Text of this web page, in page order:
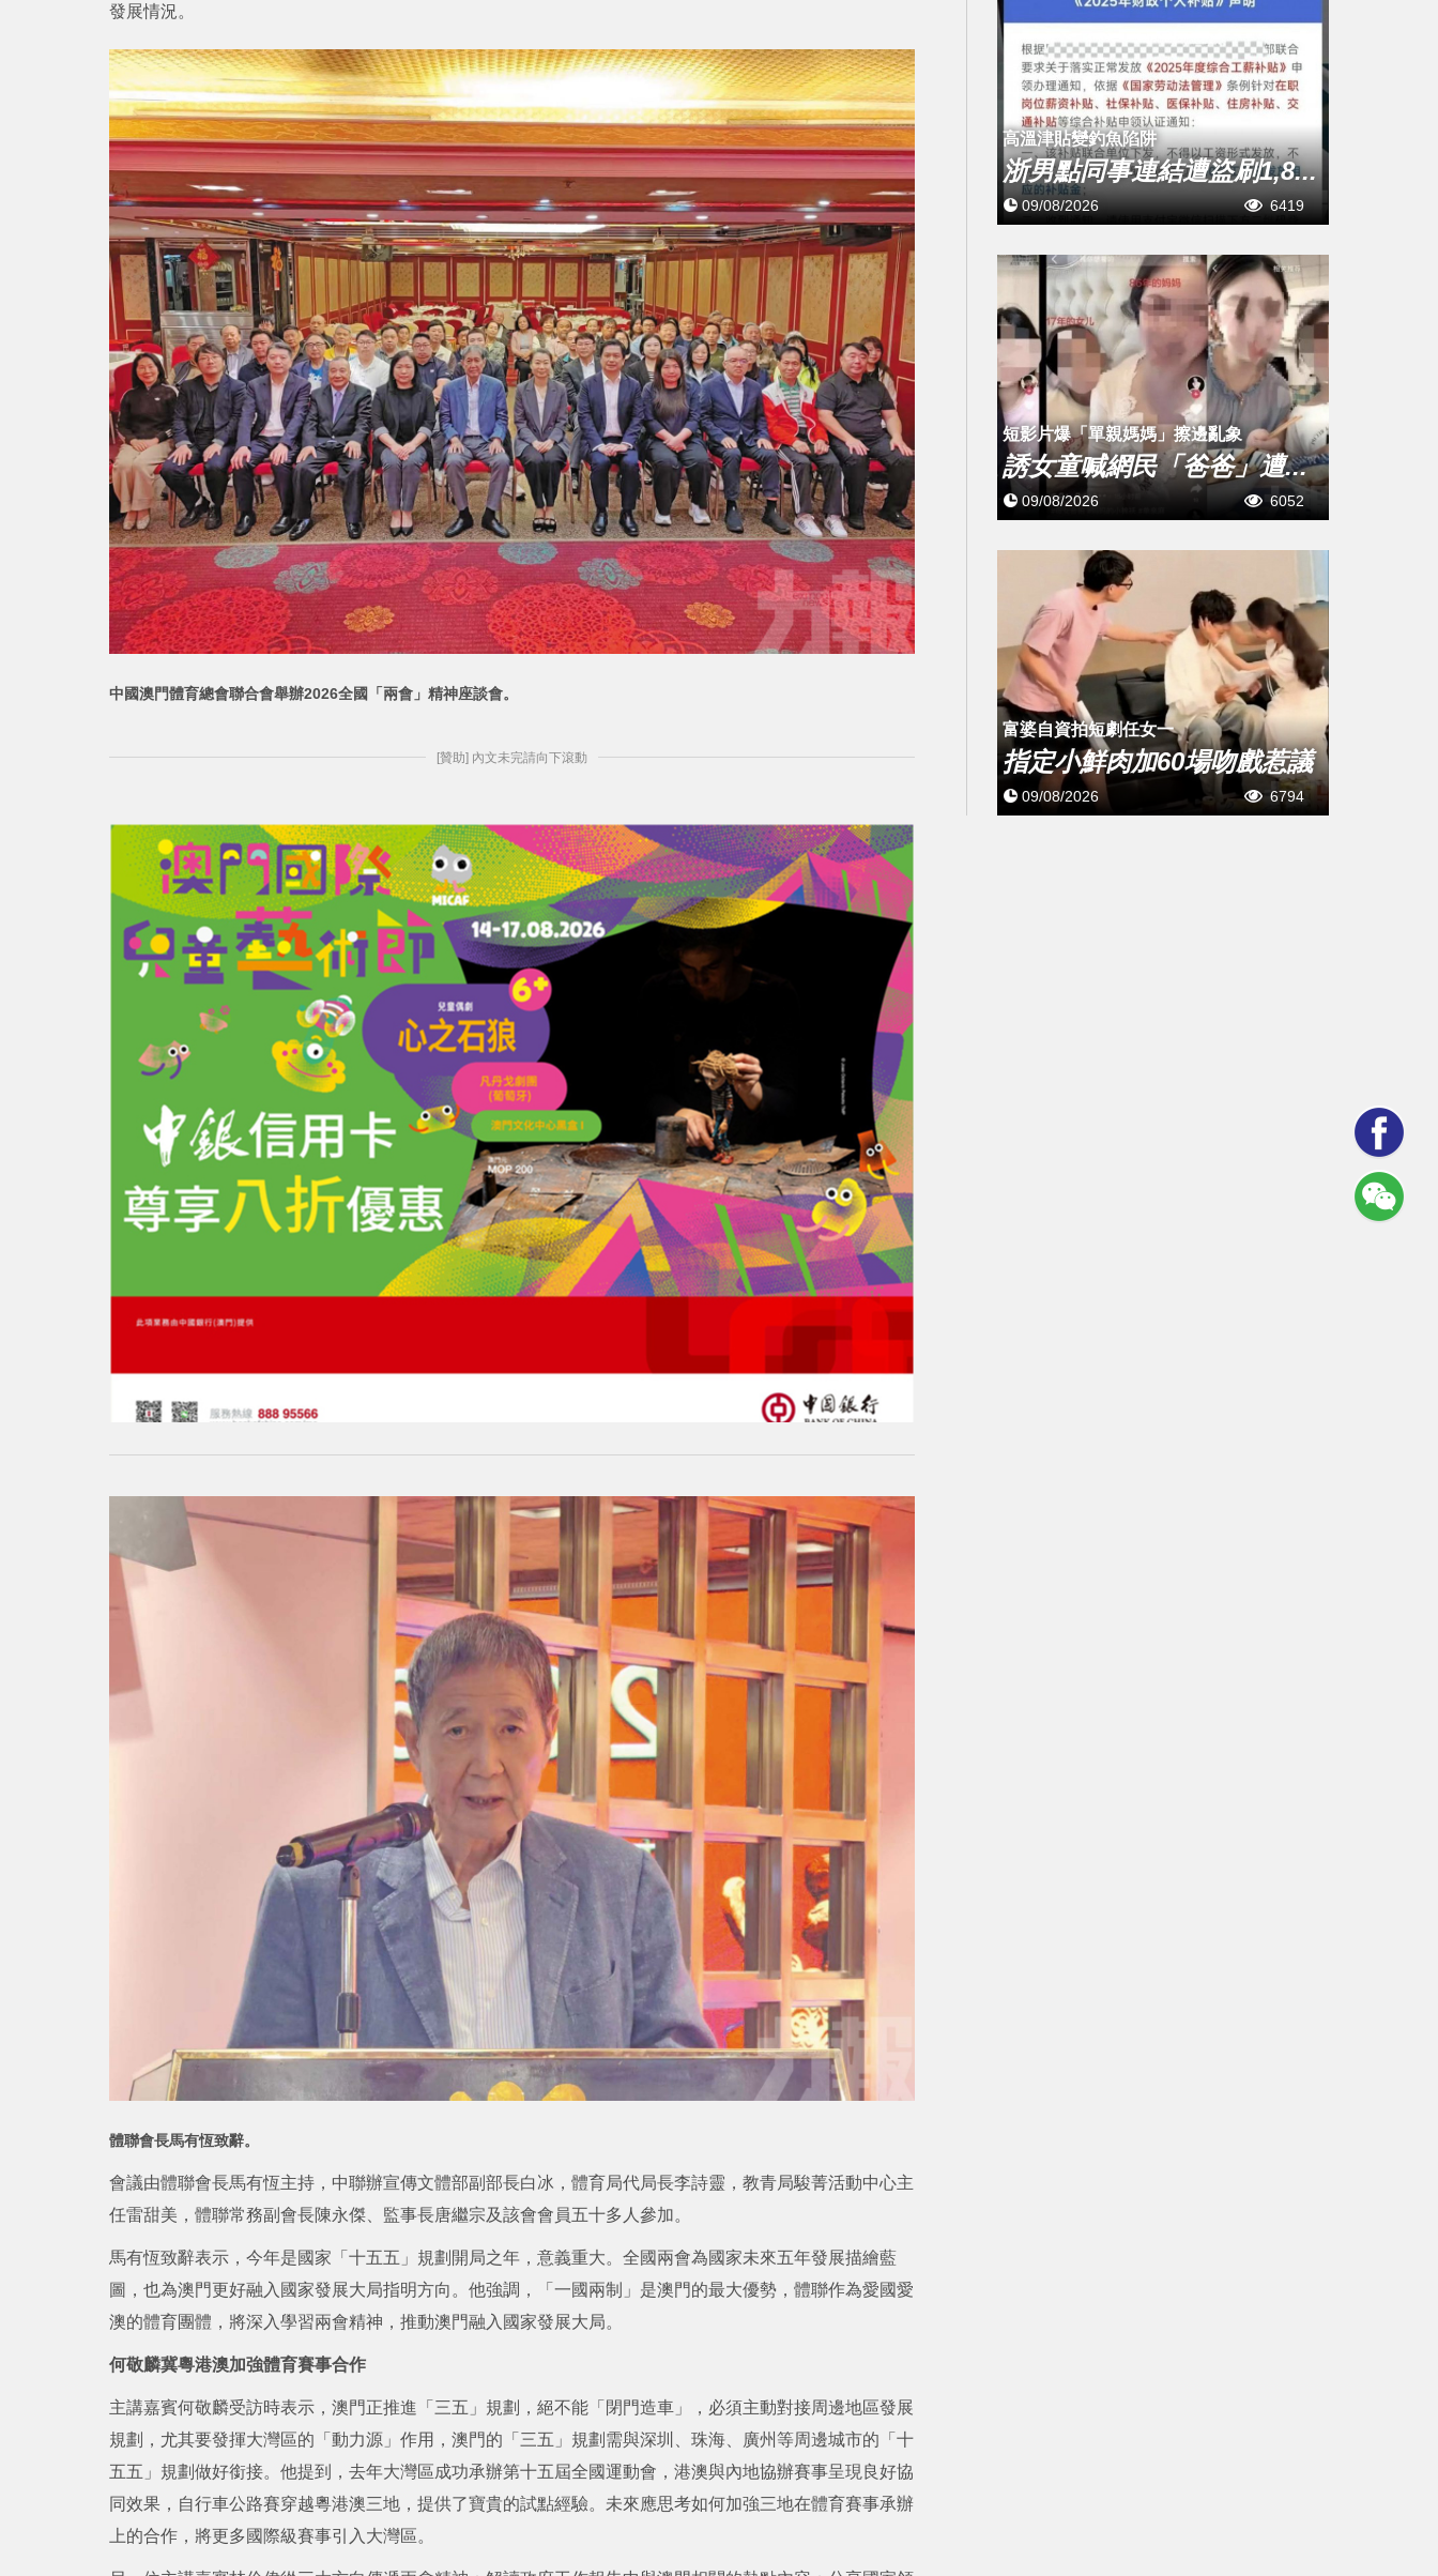
發展情況。
中國澳門體育總會聯合會舉辦2026全國「兩會」精神座談會。
[贊助] 內文未完請向下滾動
體聯會長馬有恆致辭。
會議由體聯會長馬有恆主持，中聯辦宣傳文體部副部長白冰，體育局代局長李詩靈，教青局駿菁活動中心主
任雷甜美，體聯常務副會長陳永傑、監事長唐繼宗及該會會員五十多人參加。
馬有恆致辭表示，今年是國家「十五五」規劃開局之年，意義重大。全國兩會為國家未來五年發展描繪藍
圖，也為澳門更好融入國家發展大局指明方向。他強調，「一國兩制」是澳門的最大優勢，體聯作為愛國愛
澳的體育團體，將深入學習兩會精神，推動澳門融入國家發展大局。
何敬麟冀粵港澳加強體育賽事合作
主講嘉賓何敬麟受訪時表示，澳門正推進「三五」規劃，絕不能「閉門造車」，必須主動對接周邊地區發展
規劃，尤其要發揮大灣區的「動力源」作用，澳門的「三五」規劃需與深圳、珠海、廣州等周邊城市的「十
五五」規劃做好銜接。他提到，去年大灣區成功承辦第十五屆全國運動會，港澳與內地協辦賽事呈現良好協
同效果，自行車公路賽穿越粵港澳三地，提供了寶貴的試點經驗。未來應思考如何加強三地在體育賽事承辦
上的合作，將更多國際級賽事引入大灣區。
高溫津貼變釣魚陷阱
浙男點同事連結遭盜刷1,8...
09/08/2026 6419
短影片爆「單親媽媽」擦邊亂象
誘女童喊網民「爸爸」遭...
09/08/2026 6052
富婆自資拍短劇任女一
指定小鮮肉加60場吻戲惹議
09/08/2026 6794